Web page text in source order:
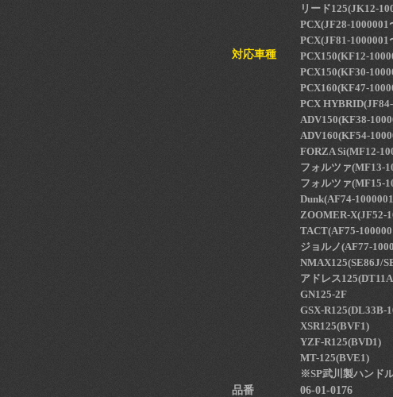
対応車種
リード125(JK12-
PCX(JF28-
PCX(JF81-
PCX150(KF12-
PCX150(KF30-
PCX160(KF47-
PCX
ADV150(KF38-
ADV160(KF54-
FORZA Si(MF12-
フォルツァ(MF13-
フォルツァ(MF15-
Dunk(AF74-
ZOOMER-X(JF52-
TACT(AF75-
ジョルノ(AF77-
NMAX125(SE86J/
アドレス
GN125-2F
GSX-R125(DL33B-
XSR125(BVF1)
YZF-R125(BVD1)
MT-125(BVE1)
※SP武川製ハンド
品番
06-01-0176